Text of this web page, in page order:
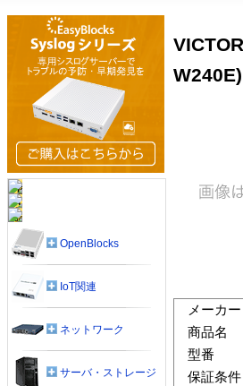
W240E)
メーカー
商品名
型番
保証条件
OpenBlocks
IoT関連
ネットワーク
サーバ・ストレージ